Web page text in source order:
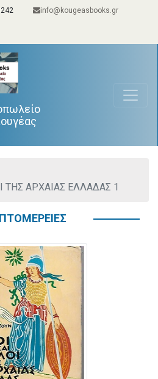
info@kougeasbooks.gr
ΤΗΣ ΑΡΧΑΙΑΣ ΕΛΛΑΔΑΣ 1